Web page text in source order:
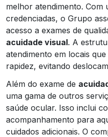
melhor atendimento. Com
credenciadas, o Grupo
acesso a exames de
acuidade visual. A
atendimento em locais
rapidez, evitando
Além do exame de
uma gama de outros
saúde ocular. Isso inclui
acompanhamento para
cuidados adicionais. O